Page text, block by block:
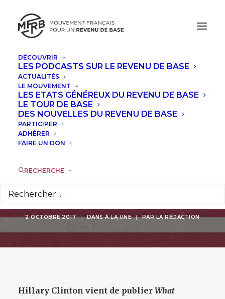
DÉCOUVRIR
LES PODCASTS SUR LE REVENU DE BASE
ACTUALITÉS
LE MOUVEMENT
LES ETATS GÉNÉREUX DU REVENU DE BASE
LE TOUR DE BASE
DES NOUVELLES DU REVENU DE BASE
PARTICIPER
ADHÉRER
FAIRE UN DON
RECHERCHE
ÉTATS-UNIS : Hillary
Clinton regrette de
ne pas avoir proposé
le revenu de base
pendant sa
campagne de 2016
2 OCTOBRE 2017 | DANSÀ LA UNE | PARLA RÉDACTION
Hillary Clinton vient de publier What